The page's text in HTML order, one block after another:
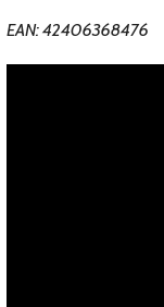
EAN: 42406368476